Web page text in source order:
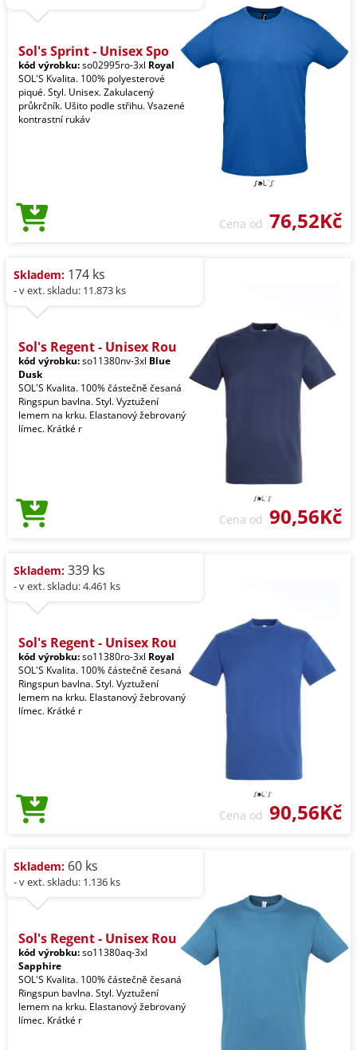
Sol's Sprint - Unisex Spo
kód výrobku:so02995ro-3xl Royal
SOL'S Kvalita. 100% polyesterové
piqué. Styl. Unisex. Zakulacený
průkrčník. Ušito podle střihu. Vsazené
kontrastní rukáv
Cena od 76,52Kč
Skladem: 174 ks
- v ext. skladu: 11.873 ks
Sol's Regent - Unisex Rou
kód výrobku:so11380nv-3xl Blue
Dusk
SOL'S Kvalita. 100% částečně česaná
Ringspun bavlna. Styl. Vyztužení
lemem na krku. Elastanový žebrovaný
límec. Krátké r
Cena od 90,56Kč
Skladem: 339 ks
- v ext. skladu: 4.461 ks
Sol's Regent - Unisex Rou
kód výrobku:so11380ro-3xl Royal
SOL'S Kvalita. 100% částečně česaná
Ringspun bavlna. Styl. Vyztužení
lemem na krku. Elastanový žebrovaný
límec. Krátké r
Cena od 90,56Kč
Skladem: 60 ks
- v ext. skladu: 1.136 ks
Sol's Regent - Unisex Rou
kód výrobku:so11380aq-3xl
Sapphire
SOL'S Kvalita. 100% částečně česaná
Ringspun bavlna. Styl. Vyztužení
lemem na krku. Elastanový žebrovaný
límec. Krátké r